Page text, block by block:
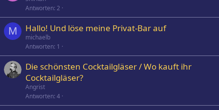
Antworten 2
M Hallo! Und löse meine Privat-Bar auf
michaelb
Antworten 1
Die schönsten Cocktailgläser / Wo kauft ihr
Cocktailgläser?
Angrist
Antworten 4